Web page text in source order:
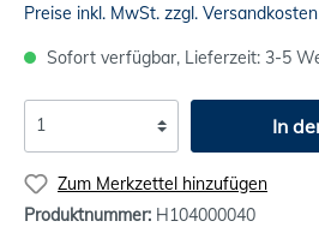
Preise inkl. MwSt. zzgl. Versandkosten
Sofort verfügbar, Lieferzeit: 3-5
In
Zum Merkzettel hinzufügen
Produktnummer: H104000040